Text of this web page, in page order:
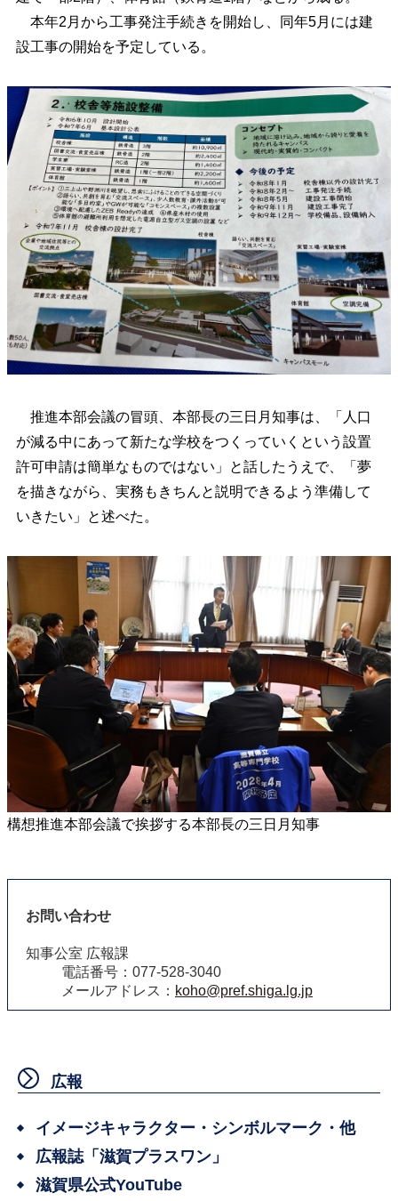
本年2月から工事発注手続きを開始し、同年5月には建
設工事の開始を予定している。
推進本部会議の冒頭、本部長の三日月知事は、「人口
が減る中にあって新たな学校をつくっていくという設置
許可申請は簡単なものではない」と話したうえで、「夢
を描きながら、実務もきちんと説明できるよう準備して
いきたい」と述べた。
構想推進本部会議で挨拶する本部長の三日月知事
お問い合わせ
知事公室 広報課
電話番号：077-528-3040
メールアドレス： koho@pref.shiga.lg.jp
広報
イメージキャラクター・シンボルマーク・他
広報誌「滋賀プラスワン」
滋賀県公式YouTube